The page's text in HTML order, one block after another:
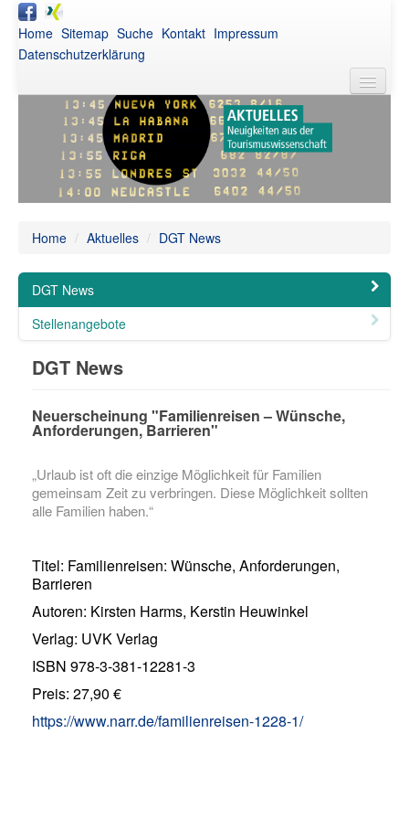
Home Sitemap Suche Kontakt Impressum
Datenschutzerklärung
DGT
Aktuelles
Awards
Home / Aktuelles / DGT News
DGT News
Stellenangebote
DGT News
Neuerscheinung "Familienreisen – Wünsche,
Anforderungen, Barrieren"
„Urlaub ist oft die einzige Möglichkeit für Familien
gemeinsam Zeit zu verbringen. Diese Möglichkeit sollten
alle Familien haben.“
Titel: Familienreisen: Wünsche, Anforderungen,
Barrieren
Autoren: Kirsten Harms, Kerstin Heuwinkel
Verlag: UVK Verlag
ISBN 978-3-381-12281-3
Preis: 27,90 €
https://www.narr.de/familienreisen-1228-1/